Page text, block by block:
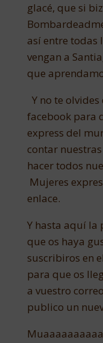
glacé, que si
así entre todas
vengan a
que
Y no te
facebook para
express del
contar
hacer todos
Mujeres
enlace.
Y hasta aquí la
que os haya
suscribiros en
para que os
a vuestro
publico un